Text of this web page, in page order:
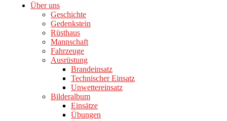
Über uns
Geschichte
Gedenkstein
Rüsthaus
Mannschaft
Fahrzeuge
Ausrüstung
Brandeinsatz
Technischer Einsatz
Unwettereinsatz
Bilderalbum
Einsätze
Übungen